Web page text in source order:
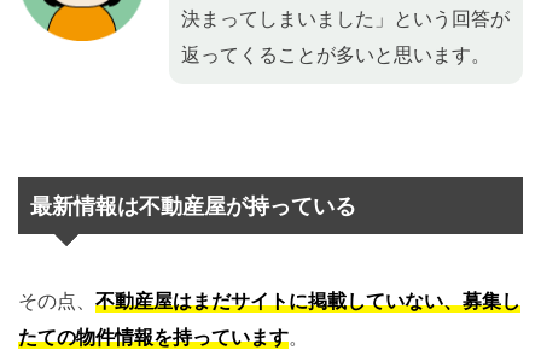
決まってしまいました」という回答が
返ってくることが多いと思います。
最新情報は不動産屋が持っている
その点、 不動産屋はまだサイトに掲載していない、募集し
たての物件情報を持っています。